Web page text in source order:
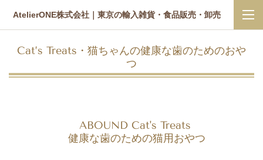
AtelierONE株式会社｜東京の輸入雑貨・食品販売・卸売
Cat’s Treats ・ 猫ちゃんの健康な歯のためのおや
つ
ABOUND Cat's Treats
健康な歯のための猫用おやつ